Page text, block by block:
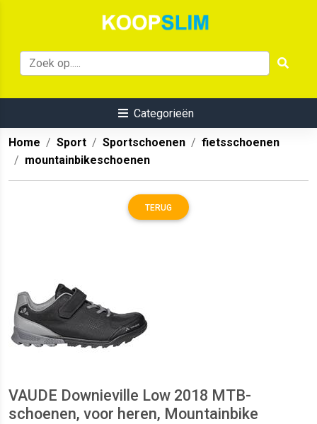
Categorieën
Home Sport Sportschoenen
fietsschoenen
mountainbikeschoenen
TERUG
VAUDE Downieville Low 2018 MTB-
schoenen, voor heren, Mountainbike